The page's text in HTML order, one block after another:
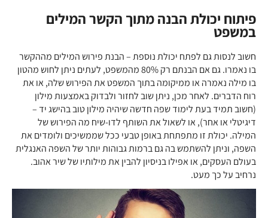
פיתוח יכולת הבנה מתוך הקשר המילים
במשפט
חשוב לנסות גם לפתח יכולת נוספת – הבנת פירוש המילים מההקשר
בו נאמרו. גם אם הבנתם רק 80% מהמשפט, לעתים ניתן לחוש מהטון
בו מילה נאמרה או ממיקומה בתוך המשפט את הפירוש שלה, או את
רוח הדברים. לאחר מכן, ניתן שוב לחזור ולבדוק באמצעות מילון
(חשוב תמיד בעת לימוד שפה חדשה שיהיה מילון טוב בהישג יד –
דיגיטלי או אחר), או לשאול את השותף לדו-שיח מה הפירוש של
המילה. יכולת זו מתפתחת באופן טבעי ככל שממשיכים ולומדים את
השפה, וניתן להשתמש בה גם ברמות גבוהות יותר של השפה האנגלית
בעולם העסקים, או אפילו בניסיון להבין את מילותיו של שיר אהוב.
נרחיב על כך מעט.